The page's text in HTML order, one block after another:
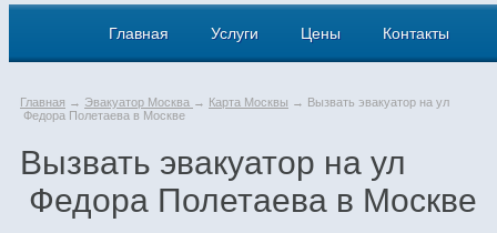
Главная Услуги Цены Контакты
Главная → Эвакуатор Москва → Карта Москвы → Вызвать эвакуатор на ул
Федора Полетаева в Москве
Вызвать эвакуатор на ул
Федора Полетаева в Москве